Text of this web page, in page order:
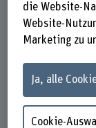
Steckbrief
Wirtschaft
Institut(e)
Institut
die Website-
Website-
Marketing zu
Ja, alle
Cookie-